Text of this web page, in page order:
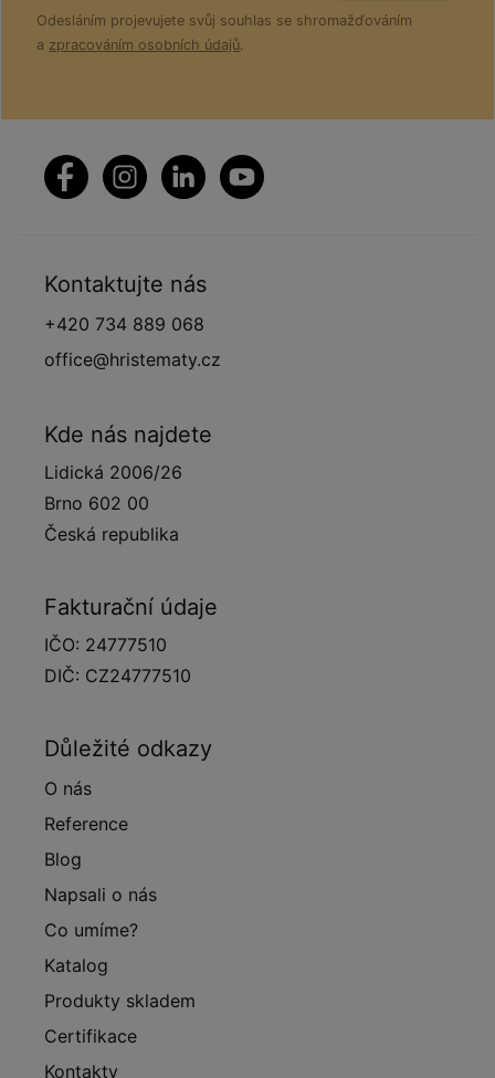
Odesláním projevujete svůj souhlas se shromažďováním
a zpracováním osobních údajů.
Kontaktujte nás
+420 734 889 068
office@hristematy.cz
Kde nás najdete
Lidická 2006/26
Brno 602 00
Česká republika
Fakturační údaje
IČO: 24777510
DIČ: CZ24777510
Důležité odkazy
O nás
Reference
Blog
Napsali o nás
Co umíme?
Katalog
Produkty skladem
Certifikace
Kontakty